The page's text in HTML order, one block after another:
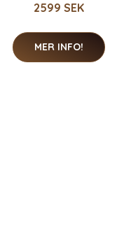
2599 SEK
MER INFO!